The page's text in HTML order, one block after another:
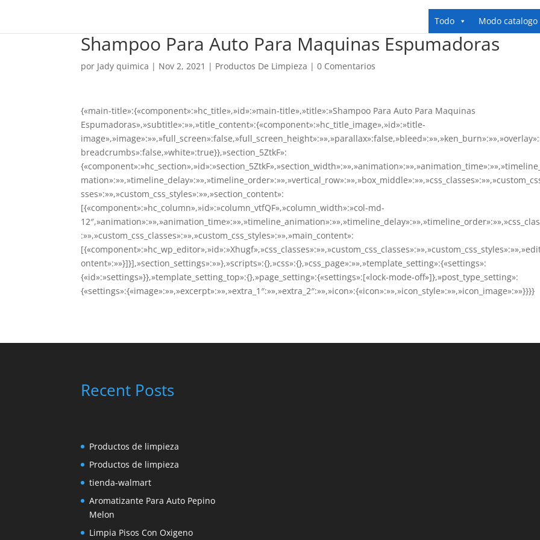
Todo Modo catalogo
Shampoo Para Auto Para Maquinas Espumadoras
por Jady quimica | Nov 2, 2021 | Productos De Limpieza |0 Comentarios
{«main-title»:{«component»:»hc_title»,»id»:»main-title»,»title»:»Shampoo Para Auto Para Maquinas
Espumadoras»,»subtitle»:»»,»title_content»:{«component»:»hc_title_image»,»id»:»title-
breadcrumbs»:false,»white»:true}},»section_5ZtkF»:
sses»:»»,»custom_css_styles»:»»,»section_content»:
[{«component»:»hc_column»,»id»:»column_vtfQF»,»column_width»:»col-md-
:»»,»custom_css_classes»:»»,»custom_css_styles»:»»,»main_content»:
ontent»:»»}]}],»section_settings»:»»},»scripts»:{},»css»:{},»css_page»:»»,»template_setting»:{«settings»:
{«id»:»settings»}},»template_setting_top»:{},»page_setting»:{«settings»:[«lock-mode-off»]},»post_type_setting»:
{«settings»:{«image»:»»,»excerpt»:»»,»extra_1″:»»,»extra_2″:»»,»icon»:{«icon»:»»,»icon_style»:»»,»icon_image»:»»}}}}
Recent Posts
Productos de limpieza
Productos de limpieza
tienda-walmart
Aromatizante Para Auto Pepino
Melon
Limpia Pisos Con Oxigeno